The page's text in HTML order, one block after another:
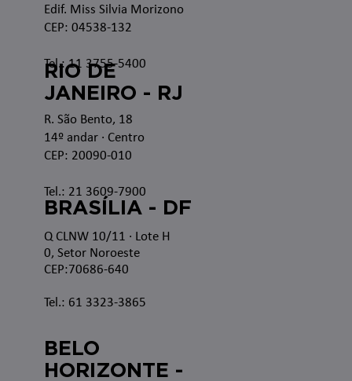
Edif. Miss Silvia Morizono
CEP: 04538-132
Tel.: 11 3755-5400
RIO DE
JANEIRO - RJ
R. São Bento, 18
14º andar · Centro
CEP: 20090-010
Tel.: 21 3609-7900
Q CLNW 10/11 · Lote H
0, Setor Noroeste
CEP:70686-640
Tel.: 61 3323-3865
BRASÍLIA - DF
BELO
HORIZONTE -